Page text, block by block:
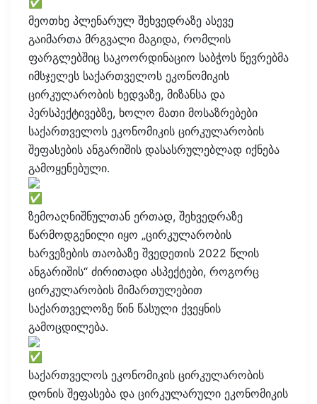
მეოთხე პლენარულ შეხვედრაზე ასევე
გაიმართა მრგვალი მაგიდა, რომლის
ფარგლებშიც საკოორდინაციო საბჭოს წევრებმა
იმსჯელეს საქართველოს ეკონომიკის
ცირკულარობის ხედვაზე, მიზანსა და
პერსპექტივებზე, ხოლო მათი მოსაზრებები
საქართველოს ეკონომიკის ცირკულარობის
შეფასების ანგარიშის დასასრულებლად იქნება
გამოყენებული.
ზემოაღნიშნულთან ერთად, შეხვედრაზე
წარმოდგენილი იყო „ცირკულარობის
ხარვეზების თაობაზე შვედეთის 2022 წლის
ანგარიშის“ ძირითადი ასპექტები, როგორც
ცირკულარობის მიმართულებით
საქართველოზე წინ წასული ქვეყნის
გამოცდილება.
საქართველოს ეკონომიკის ცირკულარობის
დონის შეფასება და ცირკულარული ეკონომიკის